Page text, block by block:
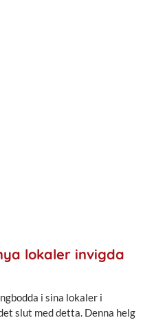
lokaler invigda
i sina lokaler i
slut med detta. Denna helg